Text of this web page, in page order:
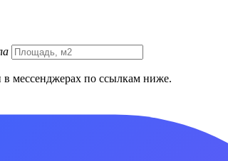
в мессенджерах по ссылкам ниже.